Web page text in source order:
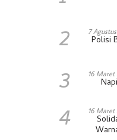
2 7
Polisi
3 16 Maret
4 16 Maret